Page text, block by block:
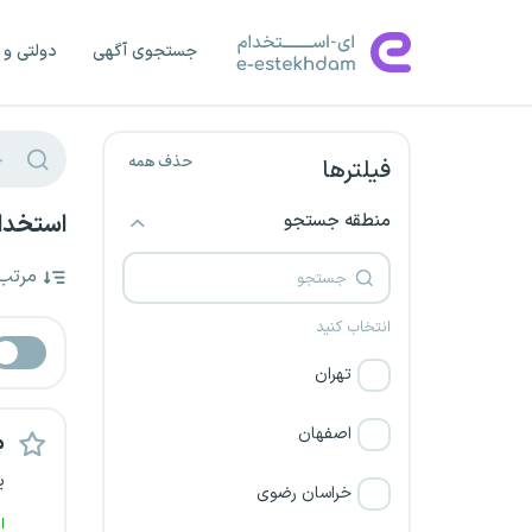
جستجوی آگهی دولتی
فیلترها حذف همه
منطقه جستجو
انتخاب کنید
تهران
اصفهان
خراسان رضوی